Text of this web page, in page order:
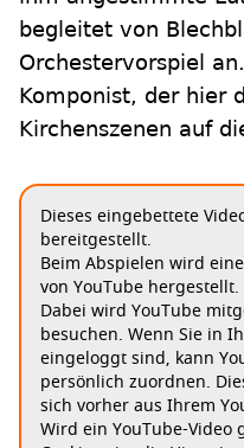
begleitet von
Orchestervorspiel
Komponist, der hier
Kirchenszenen auf
Dieses eingebettete
bereitgestellt.
Beim Abspielen wird
von YouTube hergestellt.
Dabei wird YouTube
besuchen. Wenn Sie in
eingeloggt sind, kann
persönlich zuordnen.
sich vorher aus Ihrem
Wird ein YouTube-